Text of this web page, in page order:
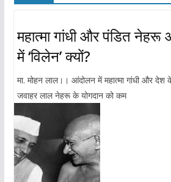
महात्मा गांधी और पंडित नेहरू
में ‘विलेन’ क्यों?
मा. मोहन लाल।। आंदोलन में महात्मा गांधी और देश
जवाहर लाल नेहरू के योगदान को कम